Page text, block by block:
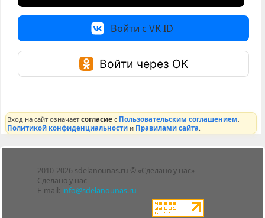
Войти с VK ID
Войти через OK
Вход на сайт означаетсогласие с Пользовательским соглашением,
Политикой конфиденциальности и Правилами сайта
2010-2026 sdelanounas.ru © «Сделано у нас» —
Сделано у нас
E-mail: info@sdelanounas.ru
Блоги
Люди
Политика